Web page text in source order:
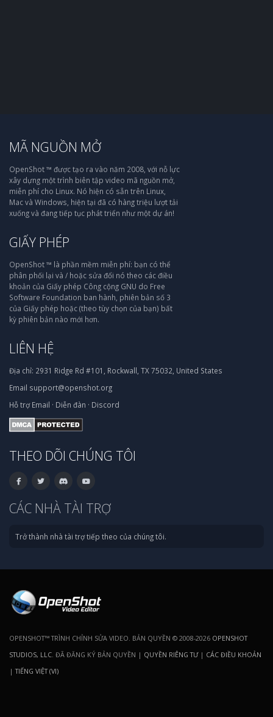
MÃ NGUỒN MỞ
OpenShot ™ được tạo ra vào năm 2008, với nỗ lực
xây dựng một trình biên tập video mã nguồn mở,
miễn phí cho Linux. Nó hiện có sẵn trên Linux,
Mac và Windows, hiện tại đã có hàng triệu lượt tải
xuống và đang tiếp tục phát triển như một dự án!
GIẤY PHÉP
OpenShot ™ là phần mềm miễn phí: bạn có thể
phân phối lại và / hoặc sửa đổi nó theo các điều
khoản của Giấy phép Công cộng GNU do Free
Software Foundation ban hành, phiên bản số 3
của Giấy phép hoặc (theo tùy chọn của bạn) bất
kỳ phiên bản nào mới hơn.
LIÊN HỆ
Địa chỉ: 2931 Ridge Rd #101, Rockwall, TX 75032, United States
Email support@openshot.org
Hỗ trợ Email · Diễn đàn · Discord
THEO DÕI CHÚNG TÔI
CÁC NHÀ TÀI TRỢ
Trở thành nhà tài trợ tiếp theo của chúng tôi.
OPENSHOT™ TRÌNH CHỈNH SỬA VIDEO. BẢN QUYỀN © 2008-2026 OPENSHOT
STUDIOS, LLC . ĐÃ ĐĂNG KÝ BẢN QUYỀN | QUYỀN RIÊNG TƯ| CÁC ĐIỀU KHOẢN
|TIẾNG VIỆT (VI)